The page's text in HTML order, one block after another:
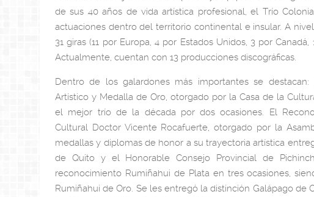
de sus 40 años de vida artística profesional, el Trío
actuaciones dentro del territorio continental e insular. A
31 giras (11 por Europa, 4 por Estados Unidos, 3 por
Actualmente, cuentan con 13 producciones discográficas.
Dentro de los galardones más importantes se
Artístico y Medalla de Oro, otorgado por la Casa de la
el mejor trío de la década por dos ocasiones. El
Cultural Doctor Vicente Rocafuerte, otorgado por la
medallas y diplomas de honor a su trayectoria artística
de Quito y el Honorable Consejo Provincial de
reconocimiento Rumiñahui de Plata en tres ocasiones,
Rumiñahui de Oro. Se les entregó la distinción Galápago de